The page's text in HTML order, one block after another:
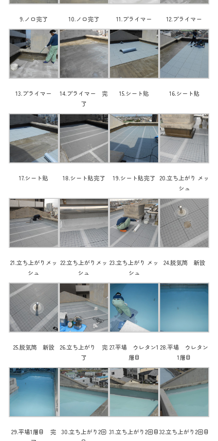
9.ノロ完了 10.ノロ完了 11.プライマー 12.プライマー
13.プライマー
14.プライマー 完
了
15.シート貼 16.シート貼
17.シート貼 18.シート貼完了 19.シート貼完了 20.立ち上がり メッ
シュ
21.立ち上がりメッ
シュ
22.立ち上がりメッ
シュ
23.立ち上がり メッ
シュ
24.脱気筒 新設
25.脱気筒 新設
26.立ち上がり 完
了
27.平場 ウレタン1
層目
28.平場 ウレタン
1層目
29.平場1層目 完
30.立ち上がり2回 31.立ち上がり2回目32.立ち上がり2回目